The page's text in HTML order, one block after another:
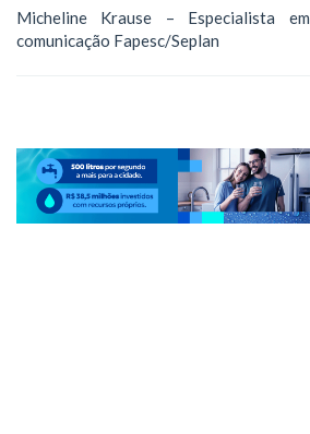
Micheline Krause – Especialista em
comunicação Fapesc/Seplan